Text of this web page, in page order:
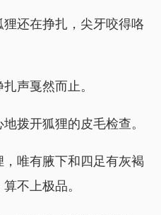
还在挣扎，尖牙咬得咯
声戛然而止。
拨开狐狸的皮毛检查。
唯有腋下和四足有灰褐
不上极品。